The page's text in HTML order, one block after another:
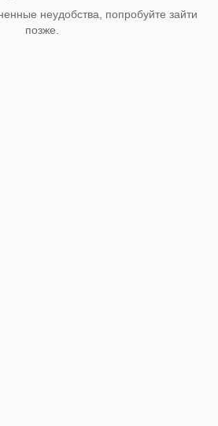
неудобства, попробуйте зайти
позже.